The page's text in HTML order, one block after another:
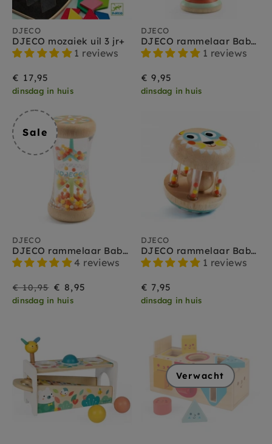
DJECO
DJECO mozaiek uil 3 jr+
1 reviews
€ 17,95
dinsdag in huis
DJECO
DJECO rammelaar BabyMaraki 3 m+
1 reviews
€ 9,95
dinsdag in huis
Sale
DJECO
DJECO rammelaar Baby Plui 3 mnd+
4 reviews
Sale € 8,95
Prijs
€ 10,95
dinsdag in huis
DJECO
DJECO rammelaar BabyShaki 3 m+
1 reviews
€ 7,95
dinsdag in huis
Verwacht